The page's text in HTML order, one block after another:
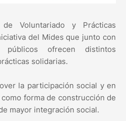
Voluntariado y Prácticas
del Mides que junto con
públicos ofrecen distintos
solidarias.
la participación social y en
forma de construcción de
mayor integración social.